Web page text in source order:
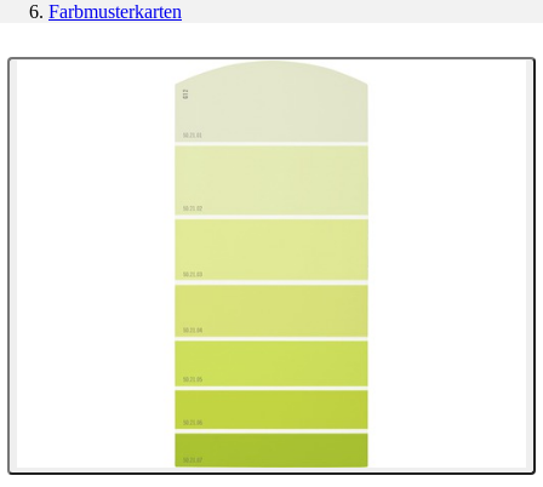
Farbmusterkarten